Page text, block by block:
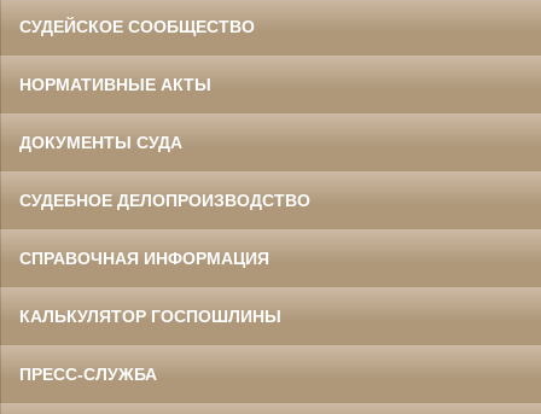
СУДЕЙСКОЕ СООБЩЕСТВО
НОРМАТИВНЫЕ АКТЫ
ДОКУМЕНТЫ СУДА
СУДЕБНОЕ ДЕЛОПРОИЗВОДСТВО
СПРАВОЧНАЯ ИНФОРМАЦИЯ
КАЛЬКУЛЯТОР ГОСПОШЛИНЫ
ПРЕСС-СЛУЖБА